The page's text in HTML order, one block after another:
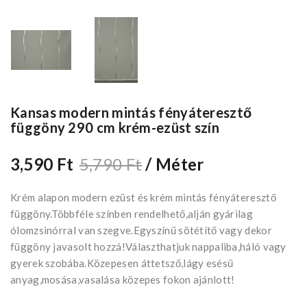
Kansas modern mintás fényáteresztő
függöny 290 cm krém-ezüst szín
3,590 Ft 5,790 Ft/ Méter
Krém alapon modern ezüst és krém mintás fényáteresztő
függöny.Többféle színben rendelhető,alján gyárilag
ólomzsinórral van szegve.Egyszínű sötétítő vagy dekor
függöny javasolt hozzá!Választhatjuk nappaliba,háló vagy
gyerek szobába.Közepesen áttetsző,lágy esésű
anyag,mosása,vasalása közepes fokon ajánlott!